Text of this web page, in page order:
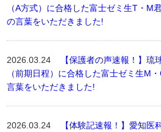
（A方式）に合格した富士ゼミ生T・M
の言葉をいただきました!
2026.03.24
【保護者の声速報！】琉
（前期日程）に合格した富士ゼミ生M
言葉をいただきました!
2026.03.24
【体験記速報！】愛知